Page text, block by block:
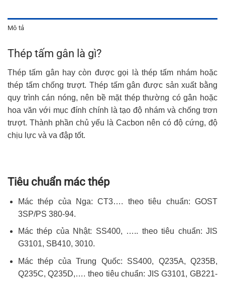
Mô tả
Thép tấm gân là gì?
Thép tấm gân hay còn được gọi là thép tấm nhám hoặc
thép tấm chống trượt. Thép tấm gân được sản xuất bằng
quy trình cán nóng, nên bề mặt thép thường có gân hoặc
hoa văn với mục đính chính là tạo độ nhám và chống trơn
trượt. Thành phần chủ yếu là Cacbon nên có độ cứng, độ
chịu lực và va đập tốt.
Tiêu chuẩn mác thép
Mác thép của Nga: CT3…. theo tiêu chuẩn: GOST
3SP/PS 380-94.
Mác thép của Nhật: SS400, ….. theo tiêu chuẩn: JIS
G3101, SB410, 3010.
Mác thép của Trung Quốc: SS400, Q235A, Q235B,
Q235C, Q235D,…. theo tiêu chuẩn: JIS G3101, GB221-